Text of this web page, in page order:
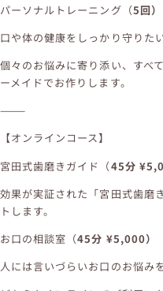
パーソナルトレーニング（5回）
口や体の健康をしっかり守りた
個々のお悩みに寄り添い、すべ
ーメイドでお作りします。
⸻
【オンラインコース】
宮田式歯磨きガイド（45分
効果が実証された「宮田式歯磨
トします。
お口の相談室（45分 ¥5,000）
人には言いづらいお口のお悩み